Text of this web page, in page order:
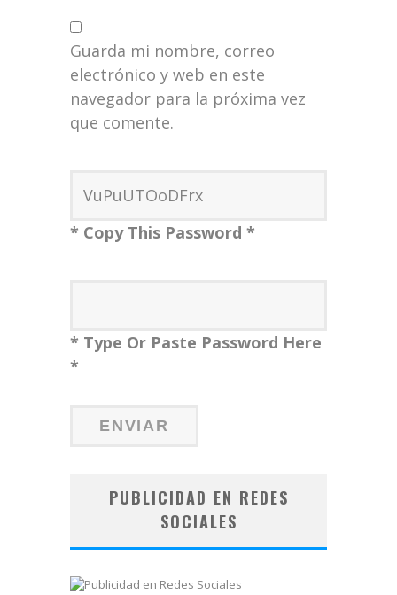
Guarda mi nombre, correo
electrónico y web en este
navegador para la próxima vez
que comente.
* Copy This Password *
* Type Or Paste Password Here
*
PUBLICIDAD EN REDES
SOCIALES